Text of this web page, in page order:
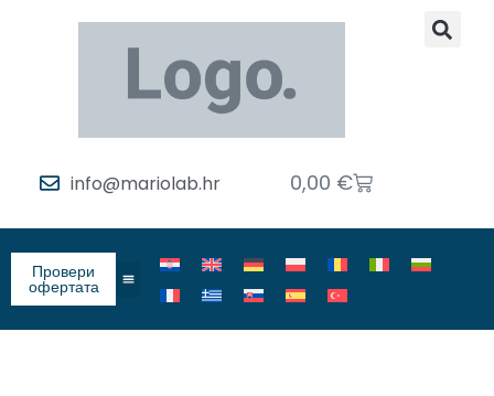
info@mariolab.hr 0,00 €
Провери
офертата